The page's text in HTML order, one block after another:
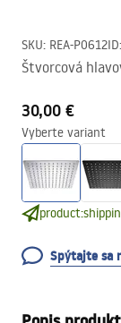
SKU: REA-P0612ID:
Štvorcová
30,00 €
Vyberte variant
Spýtajte sa